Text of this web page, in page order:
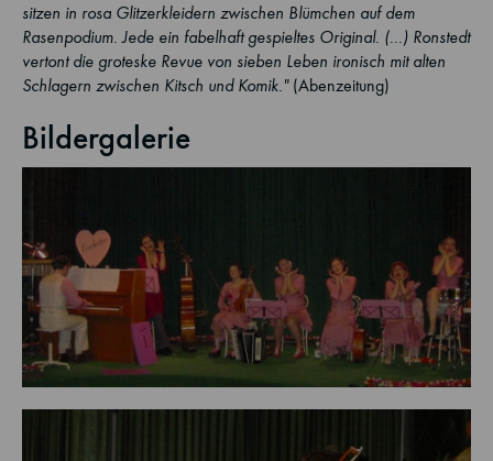
sitzen in rosa Glitzerkleidern zwischen Blümchen auf dem
Rasenpodium. Jede ein fabelhaft gespieltes Original. (...) Ronstedt
vertont die groteske Revue von sieben Leben ironisch mit alten
Schlagern zwischen Kitsch und Komik."(Abenzeitung)
Bildergalerie